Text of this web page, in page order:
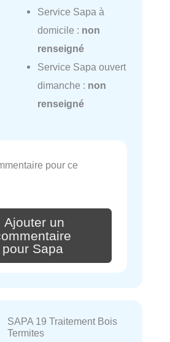
Service Sapa à
domicile : non
renseigné
Service Sapa ouvert
dimanche : non
renseigné
pour ce
Ajouter un
pour Sapa
SAPA 19 Traitement Bois
Termites